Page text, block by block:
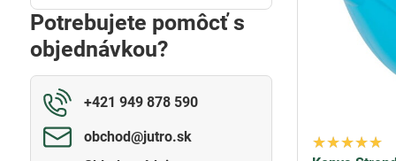
filtra
fulltextom
Potrebujete pomôcť s
objednávkou?
+421 949 878 590
obchod​@jutro​.sk